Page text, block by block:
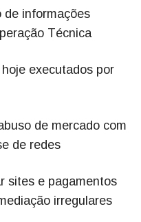
de informações
Técnica
executados por
de mercado com
de redes
sites e pagamentos
irregulares